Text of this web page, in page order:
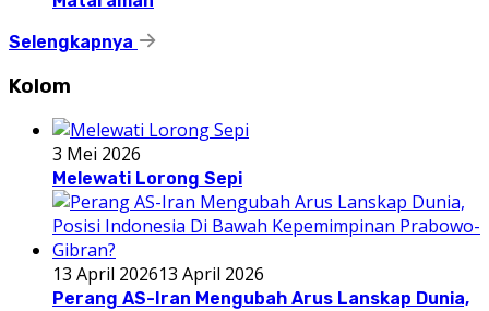
Selengkapnya
Kolom
3 Mei 2026
Melewati Lorong Sepi
13 April 202613 April 2026
Perang AS-Iran Mengubah Arus Lanskap Dunia,